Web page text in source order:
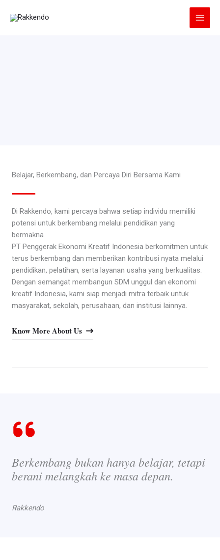
Belajar, Berkembang, dan Percaya Diri Bersama Kami
Di Rakkendo, kami percaya bahwa setiap individu memiliki
potensi untuk berkembang melalui pendidikan yang
bermakna.
PT Penggerak Ekonomi Kreatif Indonesia berkomitmen untuk
terus berkembang dan memberikan kontribusi nyata melalui
pendidikan, pelatihan, serta layanan usaha yang berkualitas.
Dengan semangat membangun SDM unggul dan ekonomi
kreatif Indonesia, kami siap menjadi mitra terbaik untuk
masyarakat, sekolah, perusahaan, dan institusi lainnya.
Know More About Us
Berkembang bukan hanya belajar, tetapi
berani melangkah ke masa depan.
Rakkendo